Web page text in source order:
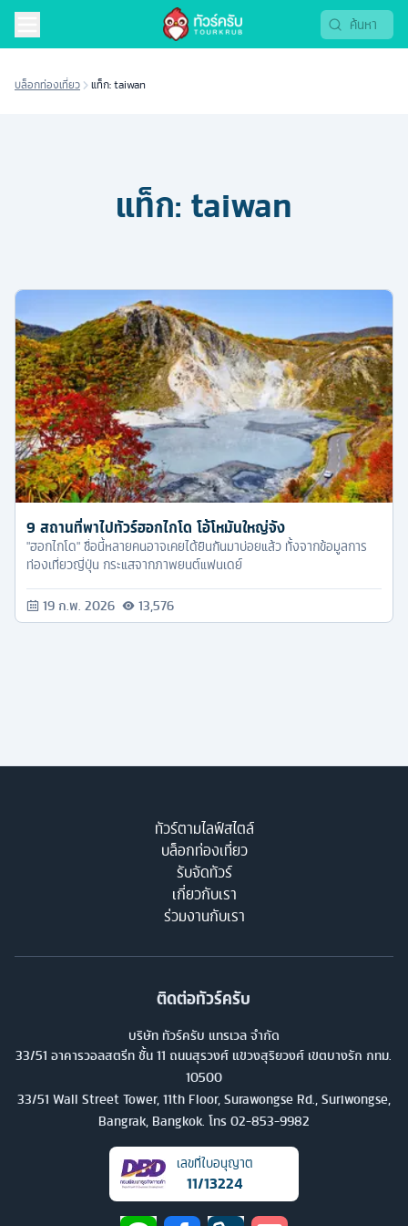
บล็อกท่องเที่ยว แท็ก: taiwan
แท็ก: taiwan
9 สถานที่พาไปทัวร์ฮอกไกโด โอ้โหมันใหญ่จัง
"ฮอกไกโด" ชื่อนี้หลายคนอาจเคยได้ยินกันมาบ่อยแล้ว ทั้งจากข้อมูลการ
ท่องเที่ยวญี่ปุ่น กระแสจากภาพยนต์แฟนเดย์
19 ก.พ. 2026 13,576
ทัวร์ตามไลฟ์สไตล์
บล็อกท่องเที่ยว
รับจัดทัวร์
เกี่ยวกับเรา
ร่วมงานกับเรา
ติดต่อทัวร์ครับ
บริษัท ทัวร์ครับ แทรเวล จำกัด
33/51 อาคารวอลสตรีท ชั้น 11 ถนนสุรวงศ์ แขวงสุริยวงศ์ เขตบางรัก กทม.
10500
33/51 Wall Street Tower, 11th Floor, Surawongse Rd., Suriwongse,
Bangrak, Bangkok. โทร 02-853-9982
เลขที่ใบอนุญาต
11/13224